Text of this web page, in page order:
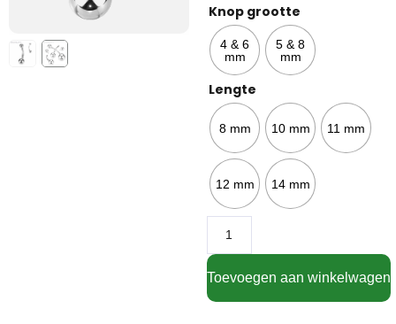
Knop grootte
4 & 6
mm
5 & 8
mm
Lengte
8 mm 10 mm 11 mm
12 mm 14 mm
Toevoegen aan winkelwagen